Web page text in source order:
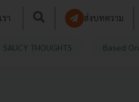
า ส่งบทความ
SAUCY THOUGHTS Based On